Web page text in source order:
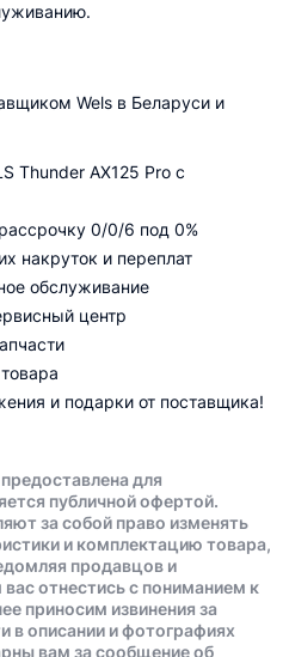
Wels в Беларуси и
Thunder AX125 Pro с
0/0/6 под 0%
накруток и переплат
обслуживание
центр
и подарки от поставщика!
для
публичной офертой.
за собой право изменять
и комплектацию товара,
продавцов и
отнестись с пониманием к
приносим извинения за
в описании и фотографиях
вам за сообщение об